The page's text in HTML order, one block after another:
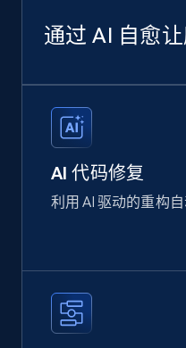
通过 AI 自愈
AI 代码修复
利用 AI 驱动的重构